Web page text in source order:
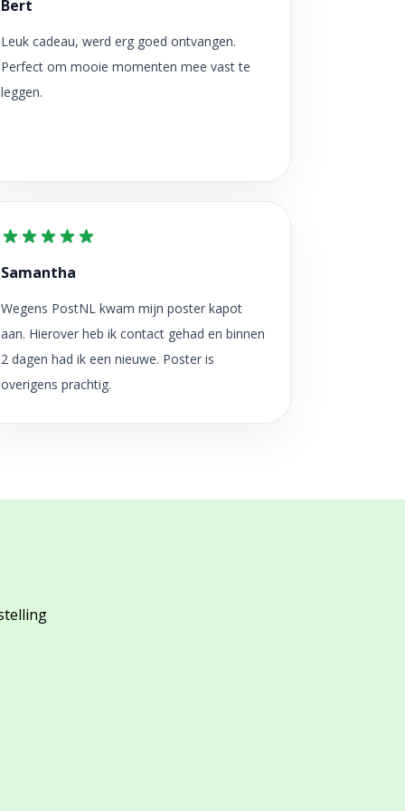
Bert
Leuk cadeau, werd erg goed ontvangen.
Perfect om mooie momenten mee vast te
leggen.
Samantha
Wegens PostNL kwam mijn poster kapot
aan. Hierover heb ik contact gehad en binnen
2 dagen had ik een nieuwe. Poster is
overigens prachtig.